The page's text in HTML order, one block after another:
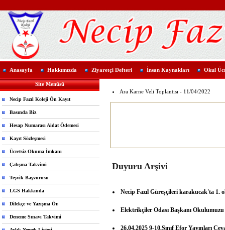
Anasayfa Hakkımızda Ziyaretçi Defteri İnsan Kaynakları Okul
Site Menüsü
Necip Fazıl Koleji Ön Kayıt
Basında Biz
Hesap Numarası Aidat Ödemesi
Kayıt Sözleşmesi
Ücretsiz Okuma İmkanı
Çalışma Takvimi
Teşvik Başvurusu
LGS Hakkında
Dilekçe ve Yazışma Ör.
Deneme Sınavı Takvimi
Ara Karne Veli Toplantısı - 11/04/2022
Duyuru Arşivi
Necip Fazıl Güreşçileri karakucak'ta 1.
Elektrikçiler Odası Başkanı
26.04.2025 9-10.Sınıf Efor Yayınları